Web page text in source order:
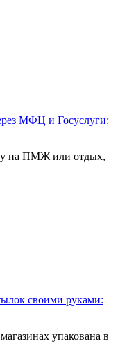
МФЦ и Госуслуги:
на ПМЖ или отдых,
своими руками:
упакована в